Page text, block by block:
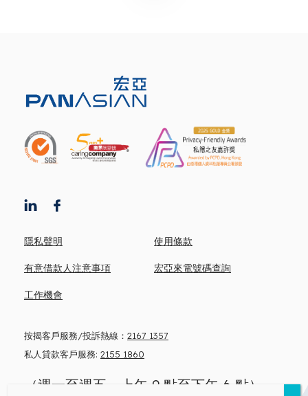
按揭客戶服務/投訴熱線： 2167 1357
私人貸款客戶服務: 2155 1860
（週一至週五，上午 9 點至下午 6 點）
隱私聲明 使用條款
有意借款人注意事項 宏亞來電號碼查詢
工作機會